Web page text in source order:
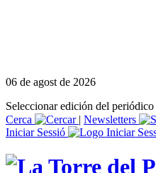
06 de agost de 2026
Seleccionar edición del periódico
Cerca
| Newsletters
Iniciar Sessió